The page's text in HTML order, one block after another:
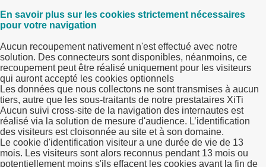
En savoir plus sur les cookies strictement nécessaires
pour votre navigation
Aucun recoupement nativement n'est effectué avec notre
solution. Des connecteurs sont disponibles, néanmoins, ce
recoupement peut être réalisé uniquement pour les visiteurs
qui auront accepté les cookies optionnels
Les données que nous collectons ne sont transmises à aucun
tiers, autre que les sous-traitants de notre prestataires XiTi
Aucun suivi cross-site de la navigation des internautes est
réalisé via la solution de mesure d'audience. L’identification
des visiteurs est cloisonnée au site et à son domaine.
Le cookie d'identification visiteur a une durée de vie de 13
mois. Les visiteurs sont alors reconnus pendant 13 mois ou
potentiellement moins s'ils effacent les cookies avant la fin de